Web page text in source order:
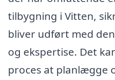
tilbygning i Vitten,
bliver udført med
og ekspertise. Det
proces at planlægge